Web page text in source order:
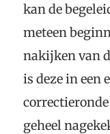
kan de
meteen
nakijken van
is deze in een
geheel